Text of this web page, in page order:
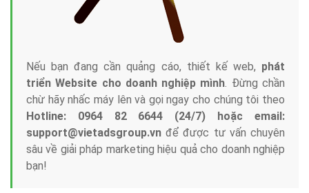
Nếu bạn đang cần quảng cáo, thiết kế web, phát
triển Website cho doanh nghiệp mình. Đừng chần
chừ hãy nhấc máy lên và gọi ngay cho chúng tôi theo
Hotline: 0964 82 6644 (24/7) hoặc email:
support@vietadsgroup.vn để được tư vấn chuyên
sâu về giải pháp marketing hiệu quả cho doanh nghiệp
bạn!